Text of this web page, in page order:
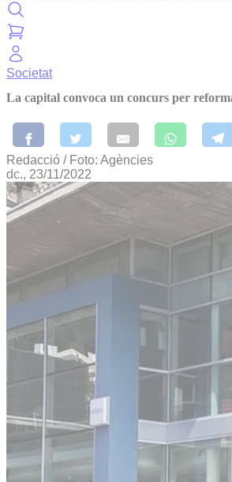
Societat
La capital convoca un concurs per
Redacció / Foto: Agències
dc., 23/11/2022